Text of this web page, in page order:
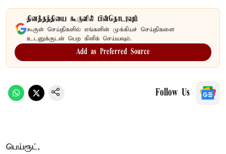
தினத்தந்தியை கூகுளில் பின்தொடரவும்
கூகுள் செய்திகளில் எங்களின் முக்கியச் செய்திகளை
உடனுக்குடன் பெற கிளிக் செய்யவும்.
Add as Preferred Source
Follow Us
பெய்ரூட்,